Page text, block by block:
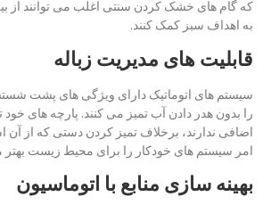
که گام های خشک کردن سنتی اغلب می توانند از
به اهداف سبز کمک کنند.
قابلیت های مدیریت زباله
سیستم های اتوماتیک دارای ویژگی های پشت
را بدون هدر دادن آب تمیز می کنند. پارچه های خود
اضافی ندارند، برخلاف تمیز کردن دستی که از آن
امر سیستم های خودکار را برای محیط زیست بهتر
بهینه سازی منابع با اتوماسیون